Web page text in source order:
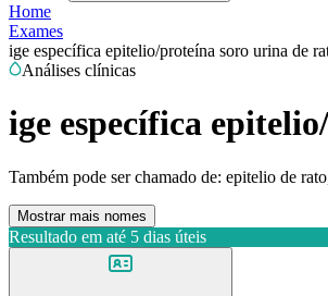
Home
Exames
ige específica epitelio/proteína soro urina de
Análises clínicas
ige específica
Também pode ser chamado de: epitelio de
Mostrar mais nomes
Resultado em até 5 dias úteis